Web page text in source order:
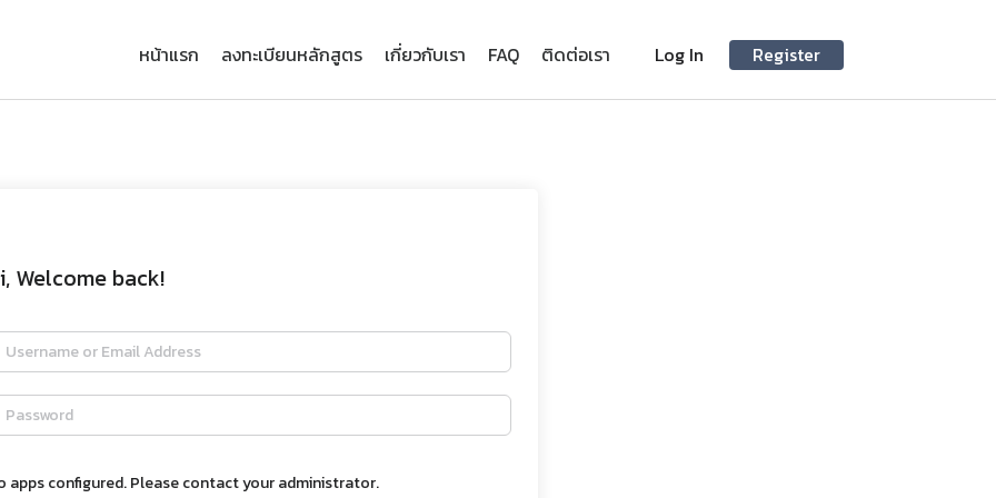
หน้าแรก ลงทะเบียนหลักสูตร เกี่ยวกับเรา FAQ ติดต่อเรา Log In Register
Welcome back!
apps configured. Please contact your administrator.